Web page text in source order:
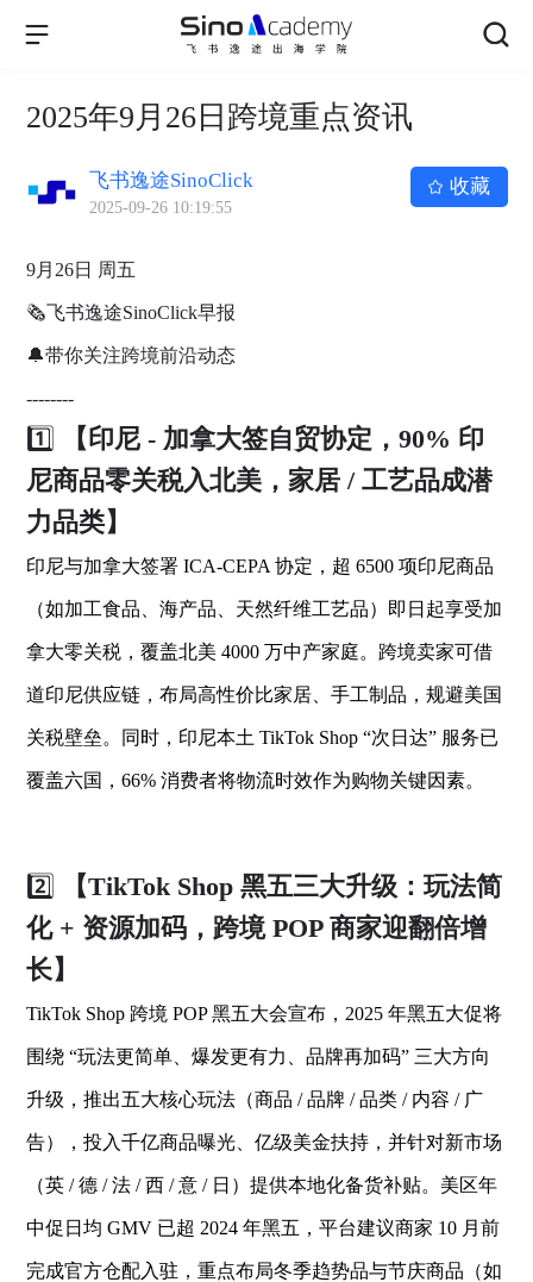
2025年9月26日跨境重点资讯
飞书逸途SinoClick
2025-09-26 10:19:55
收藏
9月26日 周五
🗞飞书逸途SinoClick早报
🔔带你关注跨境前沿动态
--------
1️⃣
【印尼 - 加拿大签自贸协定，90% 印
尼商品零关税入北美，家居 / 工艺品成潜
力品类】
印尼与加拿大签署 ICA-CEPA 协定，超 6500 项印尼商品
（如加工食品、海产品、天然纤维工艺品）即日起享受加
拿大零关税，覆盖北美 4000 万中产家庭。跨境卖家可借
道印尼供应链，布局高性价比家居、手工制品，规避美国
关税壁垒。同时，印尼本土 TikTok Shop “次日达” 服务已
覆盖六国，66% 消费者将物流时效作为购物关键因素。
2️⃣
【TikTok Shop 黑五三大升级：玩法简
化 + 资源加码，跨境 POP 商家迎翻倍增
长】
TikTok Shop 跨境 POP 黑五大会宣布，2025 年黑五大促将
围绕 “玩法更简单、爆发更有力、品牌再加码” 三大方向
升级，推出五大核心玩法（商品 / 品牌 / 品类 / 内容 / 广
告），投入千亿商品曝光、亿级美金扶持，并针对新市场
（英 / 德 / 法 / 西 / 意 / 日）提供本地化备货补贴。美区年
中促日均 GMV 已超 2024 年黑五，平台建议商家 10 月前
完成官方仓配入驻，重点布局冬季趋势品与节庆商品（如